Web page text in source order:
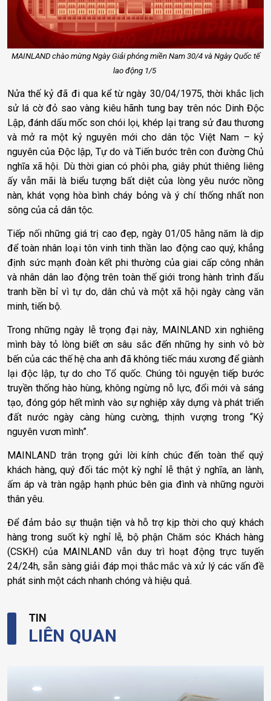
MAINLAND chào mừng Ngày Giải phóng miền Nam 30/4 và Ngày Quốc tế
lao động 1/5
Nửa thế kỷ đã đi qua kể từ ngày 30/04/1975, thời khắc lịch
sử lá cờ đỏ sao vàng kiêu hãnh tung bay trên nóc Dinh Độc
Lập, đánh dấu mốc son chói lọi, khép lại trang sử đau thương
và mở ra một kỷ nguyên mới cho dân tộc Việt Nam – kỷ
nguyên của Độc lập, Tự do và Tiến bước trên con đường Chủ
nghĩa xã hội. Dù thời gian có phôi pha, giây phút thiêng liêng
ấy vẫn mãi là biểu tượng bất diệt của lòng yêu nước nồng
nàn, khát vọng hòa bình cháy bỏng và ý chí thống nhất non
sông của cả dân tộc.
Tiếp nối những giá trị cao đẹp, ngày 01/05 hằng năm là dịp
để toàn nhân loại tôn vinh tinh thần lao động cao quý, khẳng
định sức mạnh đoàn kết phi thường của giai cấp công nhân
và nhân dân lao động trên toàn thế giới trong hành trình đấu
tranh bền bỉ vì tự do, dân chủ và một xã hội ngày càng văn
minh, tiến bộ.
Trong những ngày lễ trọng đại này, MAINLAND xin nghiêng
mình bày tỏ lòng biết ơn sâu sắc đến những hy sinh vô bờ
bến của các thế hệ cha anh đã không tiếc máu xương để giành
lại độc lập, tự do cho Tổ quốc. Chúng tôi nguyện tiếp bước
truyền thống hào hùng, không ngừng nỗ lực, đổi mới và sáng
tạo, đóng góp hết mình vào sự nghiệp xây dựng và phát triển
đất nước ngày càng hùng cường, thịnh vượng trong “Kỷ
nguyên vươn mình”.
MAINLAND trân trọng gửi lời kính chúc đến toàn thể quý
khách hàng, quý đối tác một kỳ nghỉ lễ thật ý nghĩa, an lành,
ấm áp và tràn ngập hạnh phúc bên gia đình và những người
thân yêu.
Để đảm bảo sự thuận tiện và hỗ trợ kịp thời cho quý khách
hàng trong suốt kỳ nghỉ lễ, bộ phận Chăm sóc Khách hàng
(CSKH) của MAINLAND vẫn duy trì hoạt động trực tuyến
24/24h, sẵn sàng giải đáp mọi thắc mắc và xử lý các vấn đề
phát sinh một cách nhanh chóng và hiệu quả.
TIN
LIÊN QUAN